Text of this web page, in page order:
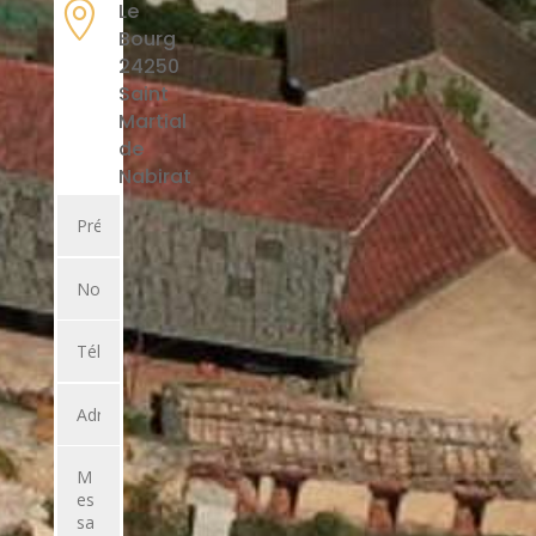

Le
Bourg
24250
Saint
Martial
de
Nabirat